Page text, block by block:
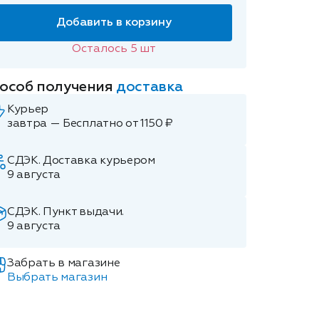
Добавить в корзину
Осталось 5 шт
получения доставка
Курьер
завтра — Бесплатно от 1150 ₽
СДЭК. Доставка курьером
9 августа
СДЭК. Пункт выдачи.
9 августа
Забрать в магазине
Выбрать магазин